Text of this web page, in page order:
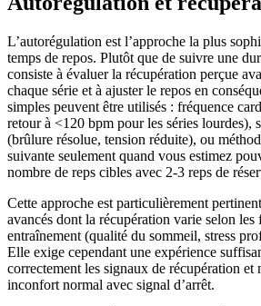
L’autorégulation est l’approche la plus
temps de repos. Plutôt que de suivre une
consiste à évaluer la récupération perçue
chaque série et à ajuster le repos en
simples peuvent être utilisés : fréquence
retour à <120 bpm pour les séries lourdes),
(brûlure résolue, tension réduite), ou
suivante seulement quand vous estimez
nombre de reps cibles avec 2-3 reps de
Cette approche est particulièrement
avancés dont la récupération varie selon les
entraînement (qualité du sommeil, stress
Elle exige cependant une expérience
correctement les signaux de récupération et
inconfort normal avec signal d’arrêt.